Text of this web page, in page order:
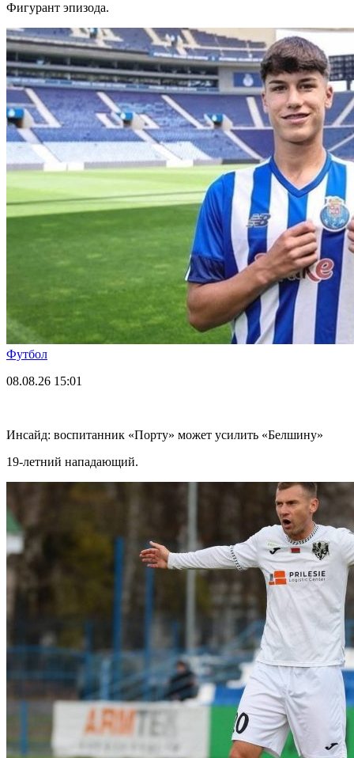
Фигурант эпизода.
Футбол
08.08.26 15:01
Инсайд: воспитанник «Порту» может усилить «Белшину»
19-летний нападающий.